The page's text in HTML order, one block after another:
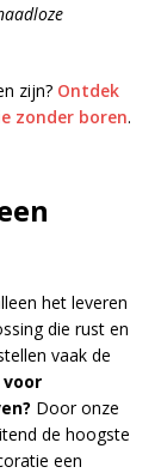
zijn? Ontdek
zonder boren.
het leveren
die rust en
vaak de
Door onze
de hoogste
een